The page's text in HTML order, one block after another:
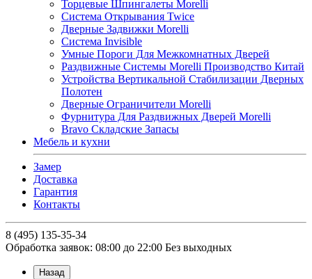
Торцевые Шпингалеты Morelli
Система Открывания Twice
Дверные Задвижки Morelli
Система Invisible
Умные Пороги Для Межкомнатных Дверей
Раздвижные Системы Morelli Производство Китай
Устройства Вертикальной Стабилизации Дверных
Полотен
Дверные Ограничители Morelli
Фурнитура Для Раздвижных Дверей Morelli
Bravo Складские Запасы
Мебель и кухни
Замер
Доставка
Гарантия
Контакты
8 (495) 135-35-34
Обработка заявок: 08:00 до 22:00 Без выходных
Назад